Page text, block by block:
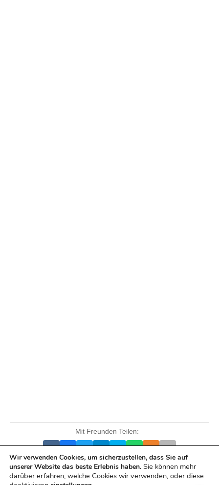
Mit Freunden Teilen:
Wir verwenden Cookies, um sicherzustellen, dass Sie auf
unserer Website das beste Erlebnis haben. Sie können mehr
darüber erfahren, welche Cookies wir verwenden, oder diese